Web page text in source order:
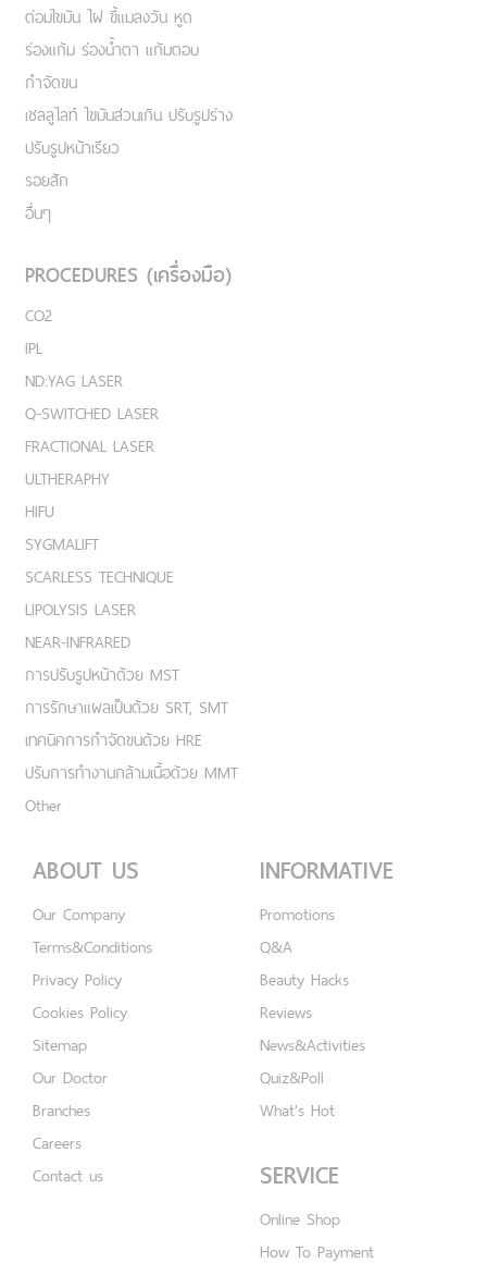
ต่อมไขมัน ไฝ ขี้แมลงวัน หูด
ร่องแก้ม ร่องน้ำตา แก้มตอบ
กำจัดขน
เชลลูไลท์ ไขมันส่วนเกิน ปรับรูปร่าง
ปรับรูปหน้าเรียว
รอยสัก
อื่นๆ
PROCEDURES (เครื่องมือ)
CO2
IPL
ND:YAG LASER
Q-SWITCHED LASER
FRACTIONAL LASER
ULTHERAPHY
HIFU
SYGMALIFT
SCARLESS TECHNIQUE
LIPOLYSIS LASER
NEAR-INFRARED
การปรับรูปหน้าด้วย MST
การรักษาแผลเป็นด้วย SRT, SMT
เทคนิคการกำจัดขนด้วย HRE
ปรับการทำงานกล้ามเนื้อด้วย MMT
Other
ABOUT US
Our Company
Terms&Conditions
Privacy Policy
Cookies Policy
Sitemap
Our Doctor
Branches
Careers
Contact us
INFORMATIVE
Promotions
Q&A
Beauty Hacks
Reviews
News&Activities
Quiz&Poll
What's Hot
SERVICE
Online Shop
How To Payment